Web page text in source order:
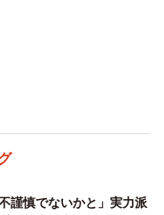
不謹慎でないかと」実力派